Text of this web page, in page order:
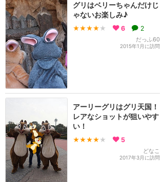
グリはベリーちゃんだけじ
ゃないお楽しみ♪
★★★★ ★ 6 2
だっふ60
2015年1月に訪問
アーリーグリはグリ天国！
レアなショットが狙いやす
い！
★★★★ ★ 5
どなこ
2017年3月に訪問